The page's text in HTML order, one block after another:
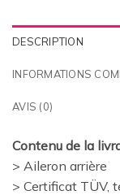
DESCRIPTION
INFORMATIONS
AVIS (0)
Contenu de la
> Aileron arrière
> Certificat TÜV,